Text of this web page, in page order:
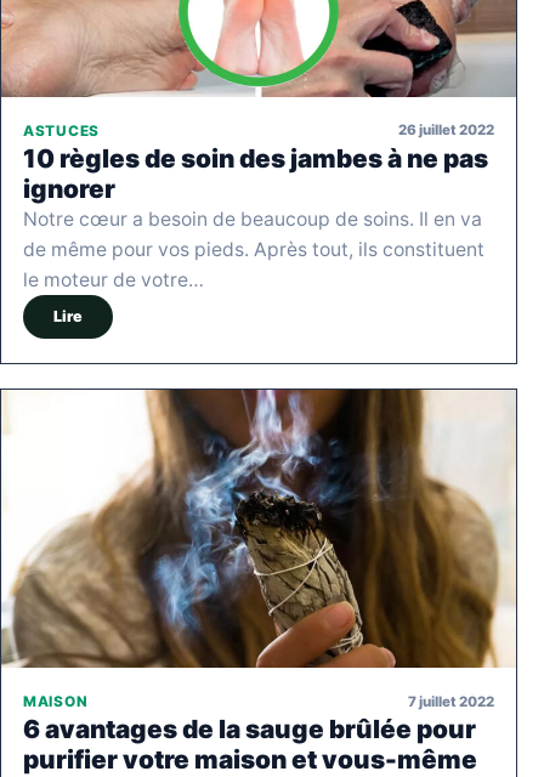
ASTUCES 26 juillet 2022
10 règles de soin des jambes à ne pas
ignorer
Notre cœur a besoin de beaucoup de soins. Il en va
de même pour vos pieds. Après tout, ils constituent
le moteur de votre…
Lire
MAISON 7 juillet 2022
6 avantages de la sauge brûlée pour
purifier votre maison et vous-même